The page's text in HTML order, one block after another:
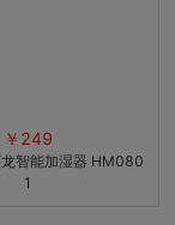
￥249
智能加湿器 HM080
1